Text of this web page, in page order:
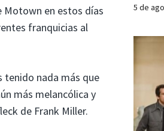
Motown en estos días
franquicias al
tenido nada más que
más melancólica y
de Frank Miller.
5 de